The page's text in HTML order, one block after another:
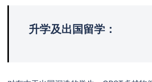
升学及出国留学：